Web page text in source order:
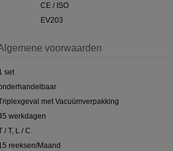
CE / ISO
EV203
voorwaarden
set
met Vacuümverpakking
werkdagen
/ T, L / C
reeksen/Maand